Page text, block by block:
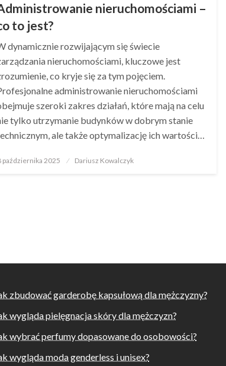
nieruchomościami –
to jest?
dynamicznie rozwijającym się świecie
nieruchomościami, kluczowe jest
co kryje się za tym pojęciem.
administrowanie nieruchomościami
szeroki zakres działań, które mają na celu
tylko utrzymanie budynków w dobrym stanie
ale także optymalizację ich wartości…
Opublikowane
października 2025 Dariusz Kowalczyk
zbudować garderobę kapsułową dla mężczyzny?
wygląda pielęgnacja skóry dla mężczyzn?
wybrać perfumy dopasowane do osobowości?
wygląda moda genderless i unisex?